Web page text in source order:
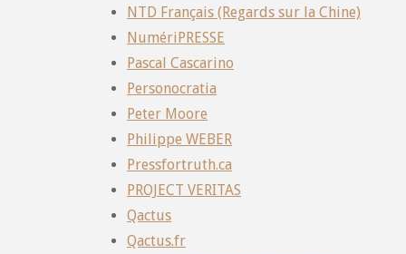
NTD Français (Regards sur la Chine)
NumériPRESSE
Pascal Cascarino
Personocratia
Peter Moore
Philippe WEBER
Pressfortruth.ca
PROJECT VERITAS
Qactus
Qactus.fr